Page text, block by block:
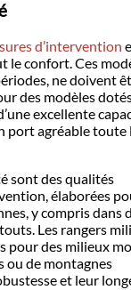
d’intervention
le confort. Ces
ne doivent
des modèles
excellente
port agréable toute
sont des qualités
élaborées
y compris dans
Les rangers
pour des milieux
ou de montagnes
et leur